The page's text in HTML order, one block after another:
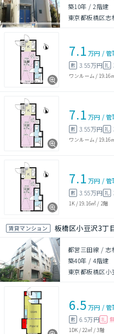
築10年 /2階建
東京都板橋区志
7.1 万円 /管
敷 3.55万円 礼
ワンルーム / 19.16
7.1 万円 /管
敷 3.55万円 礼
ワンルーム / 19.16
7.1 万円 /管
敷 3.55万円 礼
1K / 19.16㎡ / 2階
賃貸マンション 板橋区小豆沢3丁
都営三田線 / 志
築40年 /4階建
東京都板橋区小
6.5 万円 /管
敷 6.5万円 礼
1DK / 22㎡/3階